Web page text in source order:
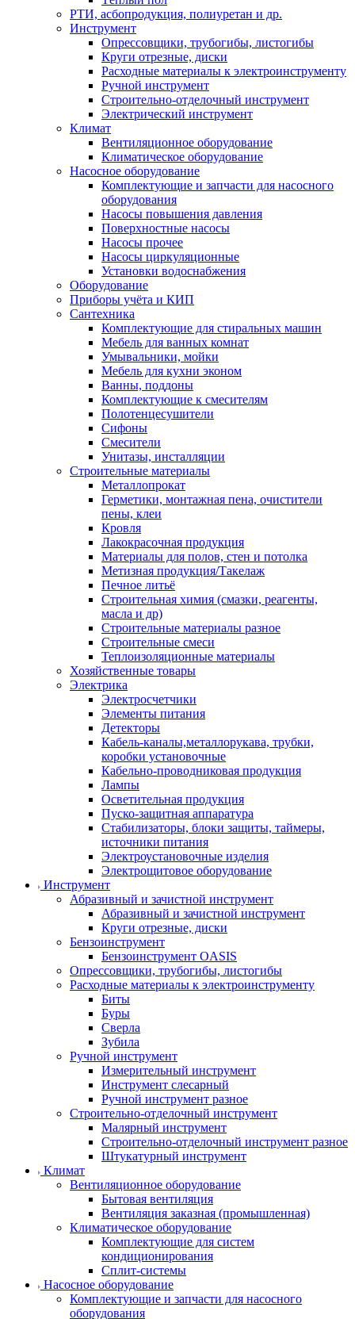
РТИ, асбопродукция, полиуретан и др.
Инструмент
Опрессовщики, трубогибы, листогибы
Круги отрезные, диски
Расходные материалы к электроинструменту
Ручной инструмент
Строительно-отделочный инструмент
Электрический инструмент
Климат
Вентиляционное оборудование
Климатическое оборудование
Насосное оборудование
Комплектующие и запчасти для насосного
оборудования
Насосы повышения давления
Поверхностные насосы
Насосы прочее
Насосы циркуляционные
Установки водоснабжения
Оборудование
Приборы учёта и КИП
Сантехника
Комплектующие для стиральных машин
Мебель для ванных комнат
Умывальники, мойки
Мебель для кухни эконом
Ванны, поддоны
Комплектующие к смесителям
Полотенцесушители
Сифоны
Смесители
Унитазы, инсталляции
Строительные материалы
Металлопрокат
Герметики, монтажная пена, очистители
пены, клеи
Кровля
Лакокрасочная продукция
Материалы для полов, стен и потолка
Метизная продукция/Такелаж
Печное литьё
Строительная химия (смазки, реагенты,
масла и др)
Строительные материалы разное
Строительные смеси
Теплоизоляционные материалы
Хозяйственные товары
Электрика
Электросчетчики
Элементы питания
Детекторы
Кабель-каналы,металлорукава, трубки,
коробки установочные
Кабельно-проводниковая продукция
Лампы
Осветительная продукция
Пуско-защитная аппаратура
Стабилизаторы, блоки защиты, таймеры,
источники питания
Электроустановочные изделия
Электрощитовое оборудование
Инструмент
Абразивный и зачистной инструмент
Абразивный и зачистной инструмент
Круги отрезные, диски
Бензоинструмент
Бензоинструмент OASIS
Опрессовщики, трубогибы, листогибы
Расходные материалы к электроинструменту
Биты
Буры
Сверла
Зубила
Ручной инструмент
Измерительный инструмент
Инструмент слесарный
Ручной инструмент разное
Строительно-отделочный инструмент
Малярный инструмент
Строительно-отделочный инструмент разное
Штукатурный инструмент
Климат
Вентиляционное оборудование
Бытовая вентиляция
Вентиляция заказная (промышленная)
Климатическое оборудование
Комплектующие для систем
кондиционирования
Сплит-системы
Насосное оборудование
Комплектующие и запчасти для насосного
оборудования